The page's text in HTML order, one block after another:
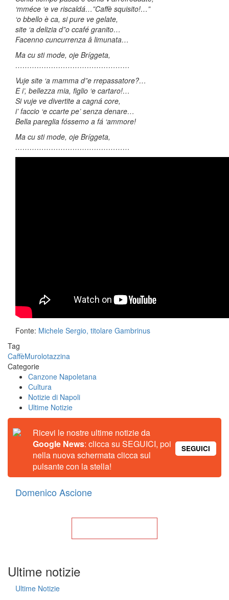
‘mméce ‘e ve riscaldá…”Caffè squisito!…”
‘o bbello è ca, si pure ve gelate,
site ‘a delizia d”o ccafé granito…
Facenno cuncurrenza â limunata…
Ma cu sti mode, oje Bríggeta,
…………………………………………
Vuje site ‘a mamma d”e rrepassatore?…
E i’, bellezza mia, figlio ‘e cartaro!…
Si vuje ve divertite a cagná core,
i’ faccio ‘e ccarte pe’ senza denare…
Bella pareglia fóssemo a fá ‘ammore!
Ma cu sti mode, oje Bríggeta,
…………………………………………
Fonte: Michele Sergio, titolare Gambrinus
Tag
CaffèMurolotazzina
Categorie
Canzone Napoletana
Cultura
Notizie di Napoli
Ultime Notizie
Ricevi le nostre ultime notizie da
Google News: clicca su SEGUICI, poi
nella nuova schermata clicca sul
pulsante con la stella!
SEGUICI
Domenico Ascione
Ultime notizie
Ultime Notizie